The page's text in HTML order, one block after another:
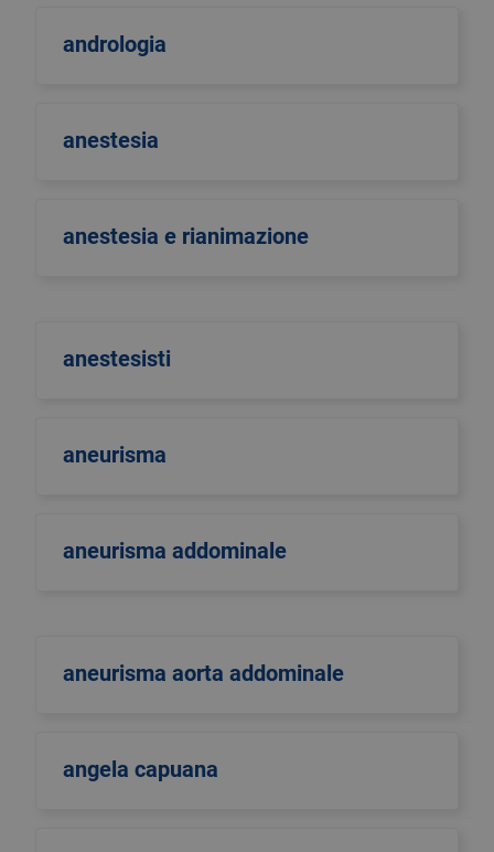
andrologia
anestesia
anestesia e rianimazione
anestesisti
aneurisma
aneurisma addominale
aneurisma aorta addominale
angela capuana